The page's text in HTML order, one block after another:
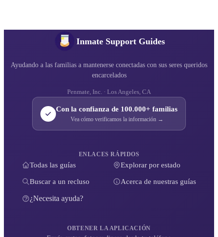
Inmate Support Guides
Ayudando a las familias a mantenerse conectadas con sus seres queridos
encarcelados
Penmate, Inc. · Los Angeles, CA
Con la confianza de 100.000+ familias
Vea cómo verificamos la información →
ENLACES RÁPIDOS
Todas las guías Explorar por estado
Buscar a un recluso Acerca de nuestras guías
¿Necesita ayuda?
OBTENER LA APLICACIÓN